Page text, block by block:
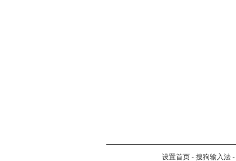
设置首页 - 搜狗输入法 -